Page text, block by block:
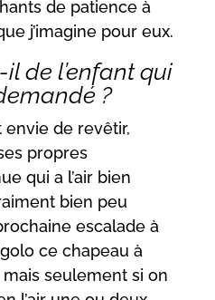
de patience à
j’imagine pour eux.
il de l’enfant qui
?
envie de revêtir,
propres
qui a l’air bien
bien peu
escalade à
ce chapeau à
mais seulement si on